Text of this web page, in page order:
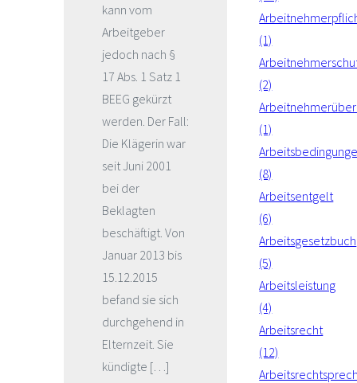
kann vom
Arbeitgeber
jedoch nach §
17 Abs. 1 Satz 1
BEEG gekürzt
werden. Der Fall:
Die Klägerin war
seit Juni 2001
bei der
Beklagten
beschäftigt. Von
Januar 2013 bis
15.12.2015
befand sie sich
durchgehend in
Elternzeit. Sie
kündigte […]
(1)
(2)
(1)
(8)
Arbeitsentgelt
(6)
Arbeitsgesetzbuch
(5)
Arbeitsleistung
(4)
Arbeitsrecht
(12)